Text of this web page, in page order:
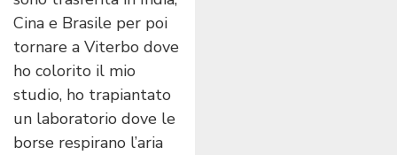
Cina e Brasile per poi
tornare a Viterbo dove
ho colorito il mio
studio, ho trapiantato
un laboratorio dove le
borse respirano l’aria